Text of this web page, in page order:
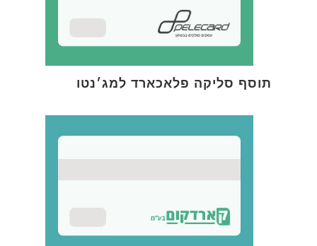
תוסף סליקה פלאכארד למג׳נטו